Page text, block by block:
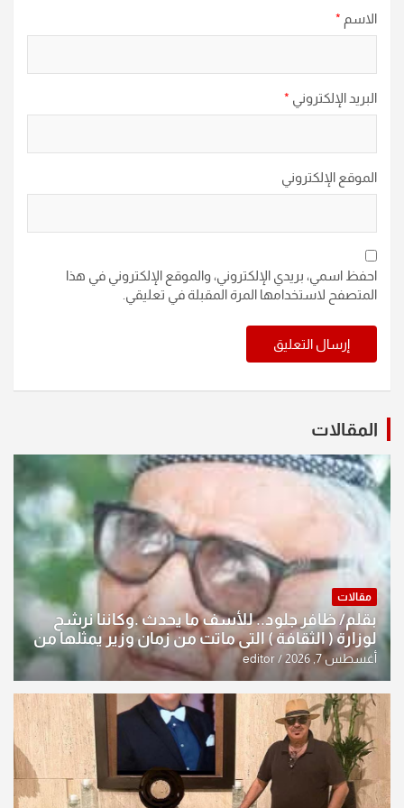
الاسم *
البريد الإلكتروني *
الموقع الإلكتروني
احفظ اسمي، بريدي الإلكتروني، والموقع الإلكتروني في هذا
المتصفح لاستخدامها المرة المقبلة في تعليقي.
المقالات
مقالات
بقلم/ ظافر جلود.. للأسف ما يحدث .وكاننا نرشح
لوزارة ( الثقافة ) التي ماتت من زمان وزير يمثلها من
النخبة والإرث العظيم للثقافة العراقية..
أغسطس 7, 2026 editor